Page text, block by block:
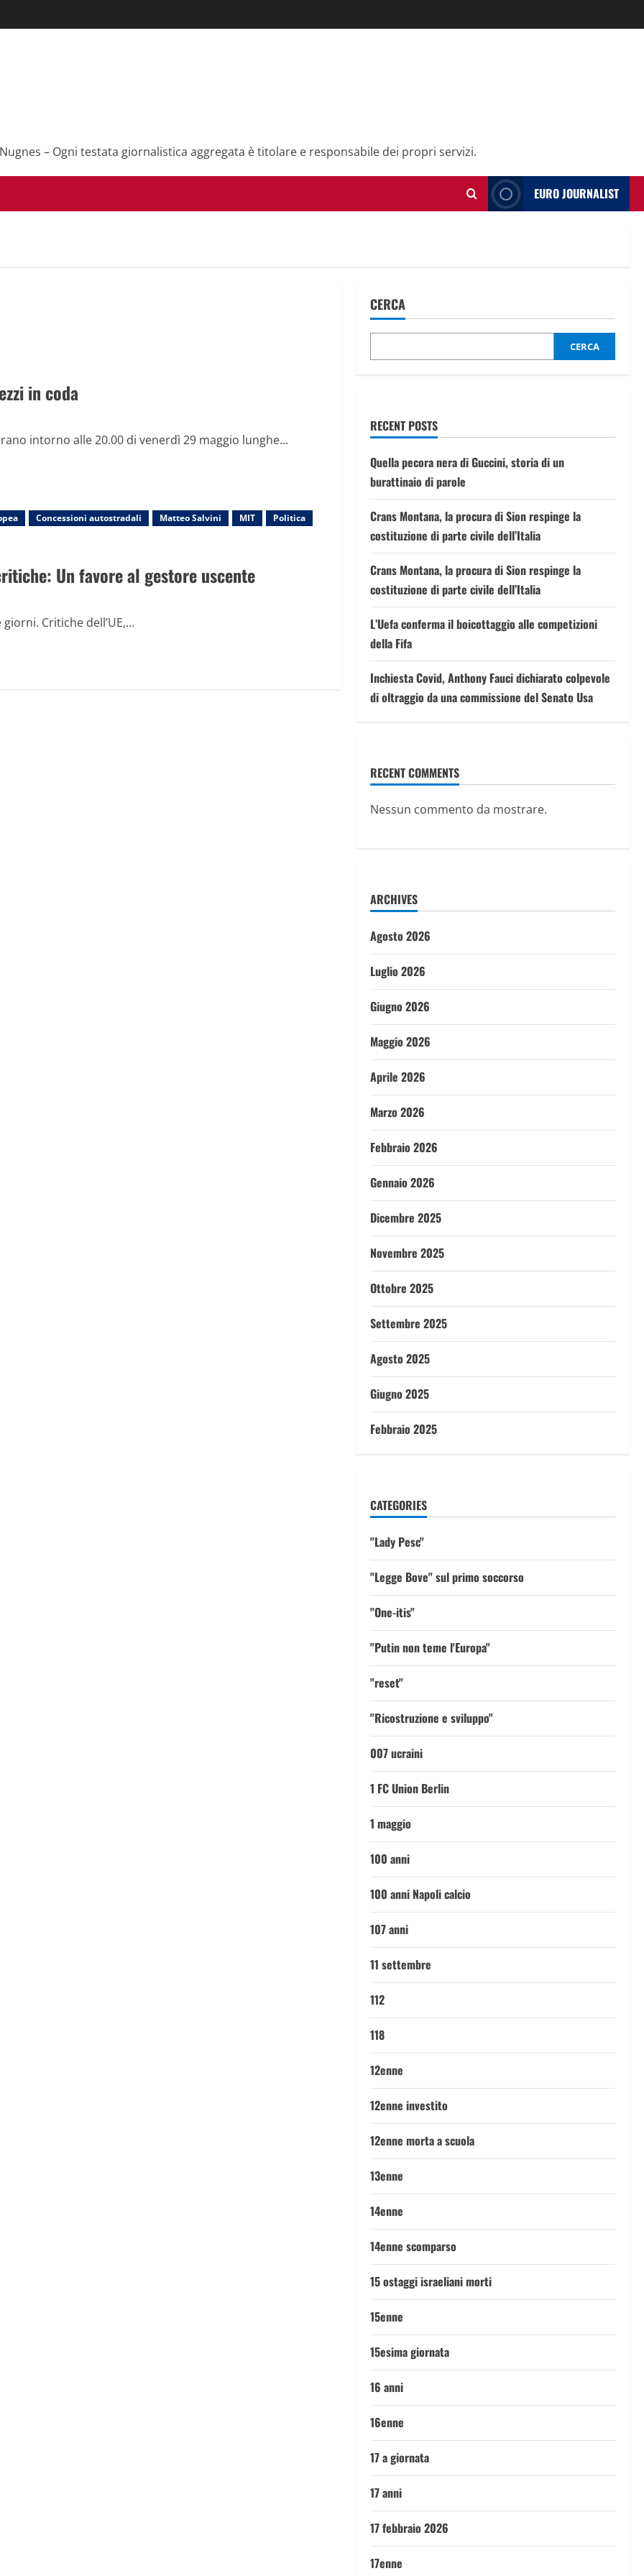
– Ogni testata giornalistica aggregata è titolare e responsabile dei propri servizi.
EURO JOURNALIST
in coda
intorno alle 20.00 di venerdì 29 maggio lunghe...
Concessioni autostradali Matteo Salvini MIT
Politica
Un favore al gestore uscente
Critiche dell’UE,...
CERCA
CERCA
RECENT POSTS
Quella pecora nera di Guccini, storia di un
burattinaio di parole
Crans Montana, la procura di Sion respinge la
costituzione di parte civile dell’Italia
Crans Montana, la procura di Sion respinge la
costituzione di parte civile dell’Italia
L’Uefa conferma il boicottaggio alle competizioni
della Fifa
Inchiesta Covid, Anthony Fauci dichiarato colpevole
di oltraggio da una commissione del Senato Usa
RECENT COMMENTS
Nessun commento da mostrare.
ARCHIVES
Agosto 2026
Luglio 2026
Giugno 2026
Maggio 2026
Aprile 2026
Marzo 2026
Febbraio 2026
Gennaio 2026
Dicembre 2025
Novembre 2025
Ottobre 2025
Settembre 2025
Agosto 2025
Giugno 2025
Febbraio 2025
CATEGORIES
"Lady Pesc"
"Legge Bove" sul primo soccorso
"One-itis"
"Putin non teme l'Europa"
"reset"
"Ricostruzione e sviluppo"
007 ucraini
1 FC Union Berlin
1 maggio
100 anni
100 anni Napoli calcio
107 anni
11 settembre
112
118
12enne
12enne investito
12enne morta a scuola
13enne
14enne
14enne scomparso
15 ostaggi israeliani morti
15enne
15esima giornata
16 anni
16enne
17 a giornata
17 anni
17 febbraio 2026
17enne